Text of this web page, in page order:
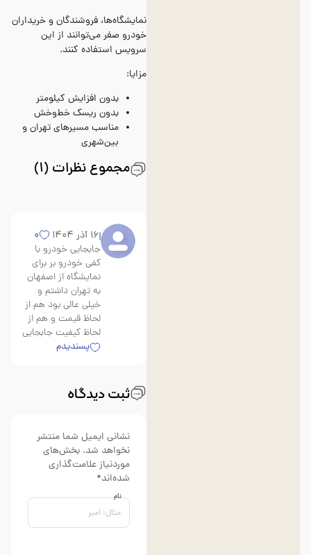
نمایشگاه‌ها، فروشندگان و خریداران
خودرو صفر می‌توانند از این
سرویس استفاده کنند.
مزایا:
بدون افزایش کیلومتر
بدون ریسک خط‌وخش
مناسب مسیرهای تهران و
بین‌شهری
مجموع نظرات (1)
16 آذر 1404
0
جابجایی خودرو با
کفی خودرو بر برای
نمایشگاه از اصفهان
به تهران داشتم و
خیلی عالی بود هم از
لحاظ قیمت و هم از
لحاظ کیفیت جابجایی
پسندیدم
ثبت دیدگاه
نشانی ایمیل شما منتشر
نخواهد شد. بخش‌های
موردنیاز علامت‌گذاری
شده‌اند*
نام